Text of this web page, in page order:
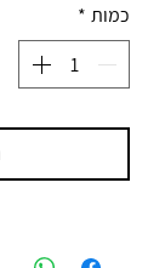
כמות *